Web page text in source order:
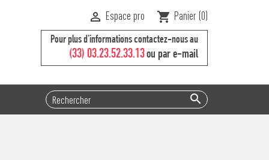
shopping_cart Panier(0)
 Espace pro
Pour plus d'informations contactez-nous au
(33) 03.23.52.33.13ou par e-mail
